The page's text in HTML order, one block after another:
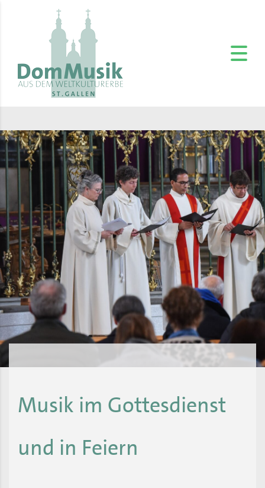
Musik im Gottesdienst
und in Feiern